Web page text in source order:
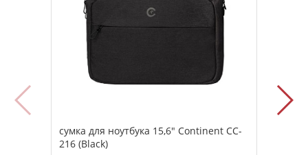
сумка для ноутбука 15,6" Continent CC-
216 (Black)